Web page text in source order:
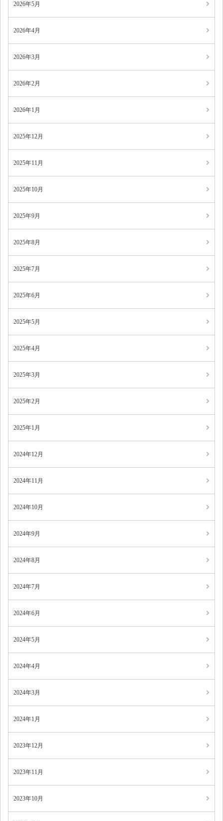
2026年5月
2026年4月
2026年3月
2026年2月
2026年1月
2025年12月
2025年11月
2025年10月
2025年9月
2025年8月
2025年7月
2025年6月
2025年5月
2025年4月
2025年3月
2025年2月
2025年1月
2024年12月
2024年11月
2024年10月
2024年9月
2024年8月
2024年7月
2024年6月
2024年5月
2024年4月
2024年3月
2024年1月
2023年12月
2023年11月
2023年10月